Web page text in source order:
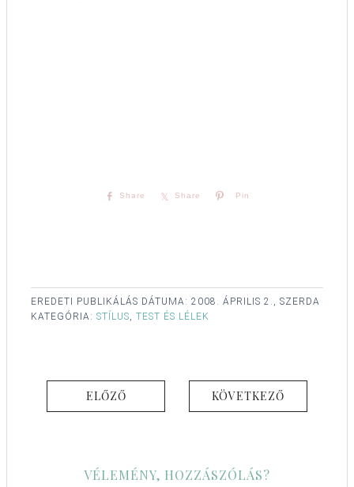
Share Share Pin
EREDETI PUBLIKÁLÁS DÁTUMA: 2008. ÁPRILIS 2., SZERDA
KATEGÓRIA: STÍLUS, TEST ÉS LÉLEK
ELŐZŐ KÖVETKEZŐ
VÉLEMÉNY, HOZZÁSZÓLÁS?